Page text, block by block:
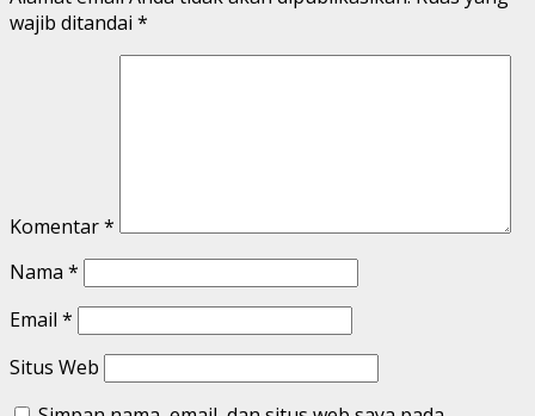
wajib ditandai *
Komentar*
Nama *
Email *
Situs Web